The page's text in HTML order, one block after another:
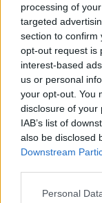
processing of
targeted
section to confirm
opt-out request is
interest-based
us or personal
your opt-out. You
disclosure of your
IAB’s list of
also be disclosed
Downstream
Personal